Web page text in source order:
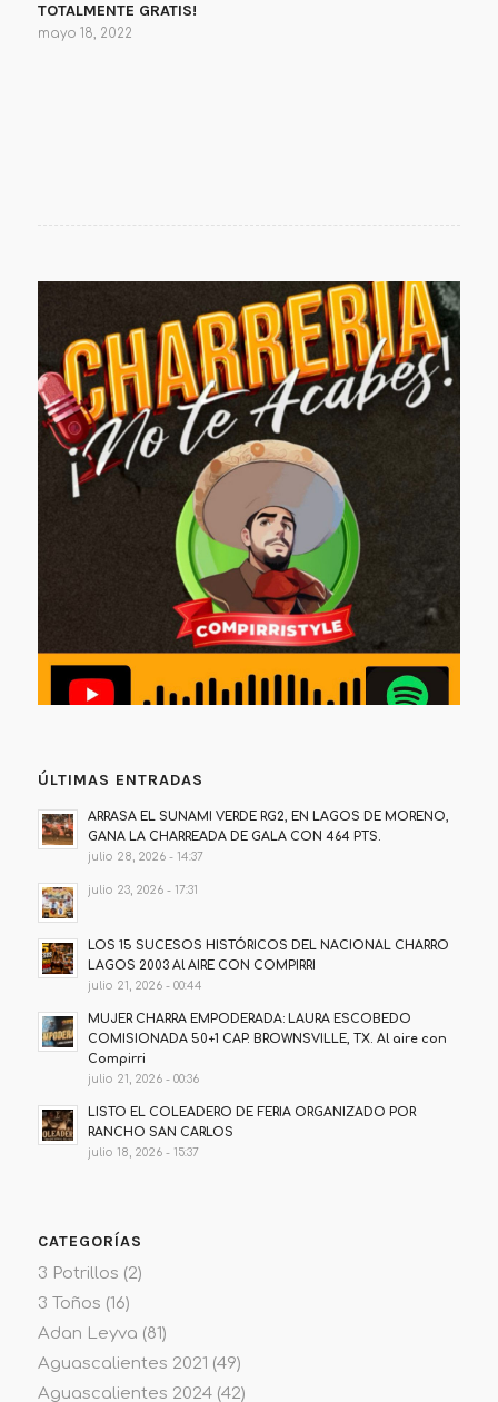
TOTALMENTE GRATIS!
mayo 18, 2022
ÚLTIMAS ENTRADAS
ARRASA EL SUNAMI VERDE RG2, EN LAGOS DE MORENO,
GANA LA CHARREADA DE GALA CON 464 PTS.
julio 28, 2026 - 14:37
julio 23, 2026 - 17:31
LOS 15 SUCESOS HISTÓRICOS DEL NACIONAL CHARRO
LAGOS 2003 Al AIRE CON COMPIRRI
julio 21, 2026 - 00:44
MUJER CHARRA EMPODERADA: LAURA ESCOBEDO
COMISIONADA 50+1 CAP. BROWNSVILLE, TX. Al aire con
Compirri
julio 21, 2026 - 00:36
LISTO EL COLEADERO DE FERIA ORGANIZADO POR
RANCHO SAN CARLOS
julio 18, 2026 - 15:37
CATEGORÍAS
3 Potrillos (2)
3 Toños (16)
Adan Leyva (81)
Aguascalientes 2021 (49)
Aguascalientes 2024(42)